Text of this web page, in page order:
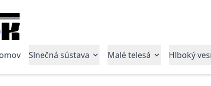
Slnečná sústava Malé telesá Hlboký